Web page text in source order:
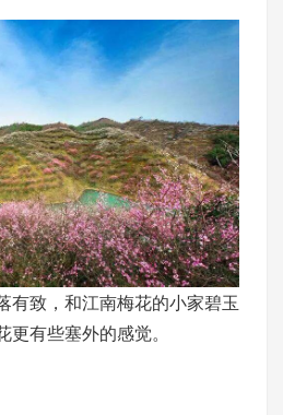
有致，和江南梅花的小家碧玉
有些塞外的感觉。